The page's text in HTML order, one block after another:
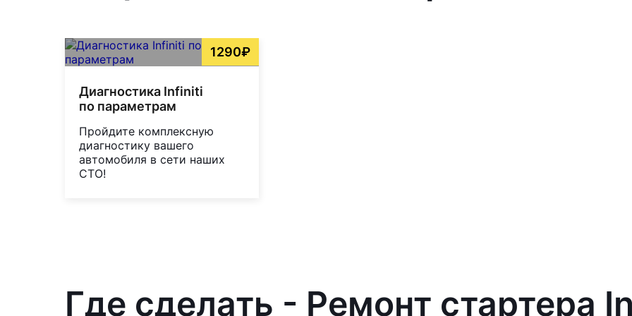
1290₽
Диагностика Infiniti
по параметрам
Пройдите комплексную
диагностику вашего
автомобиля в сети наших
СТО!
Где сделать - Ремонт стартера